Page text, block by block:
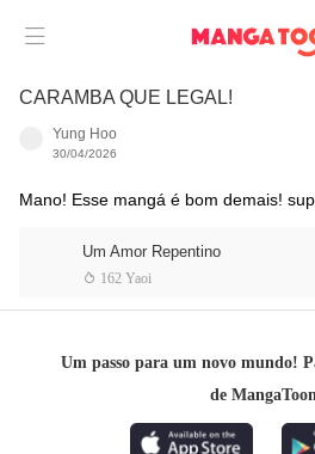

CARAMBA QUE LEGAL!
Yung Hoo
30/04/2026
Mano! Esse mangá é bom demais!
Um Amor Repentino
 162 Yaoi
Um passo para um novo mundo!
de